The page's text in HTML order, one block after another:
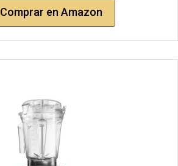
Comprar en Amazon